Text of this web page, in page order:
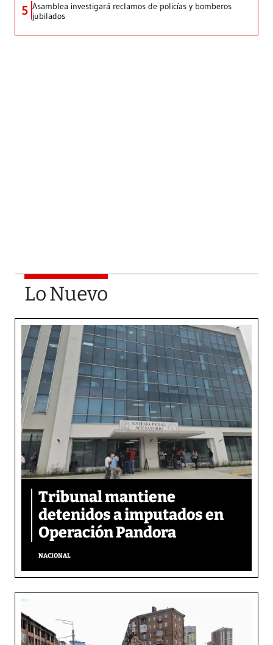
5 Asamblea investigará reclamos de policías y bomberos
jubilados
Lo Nuevo
Tribunal mantiene
detenidos a imputados en
Operación Pandora
NACIONAL